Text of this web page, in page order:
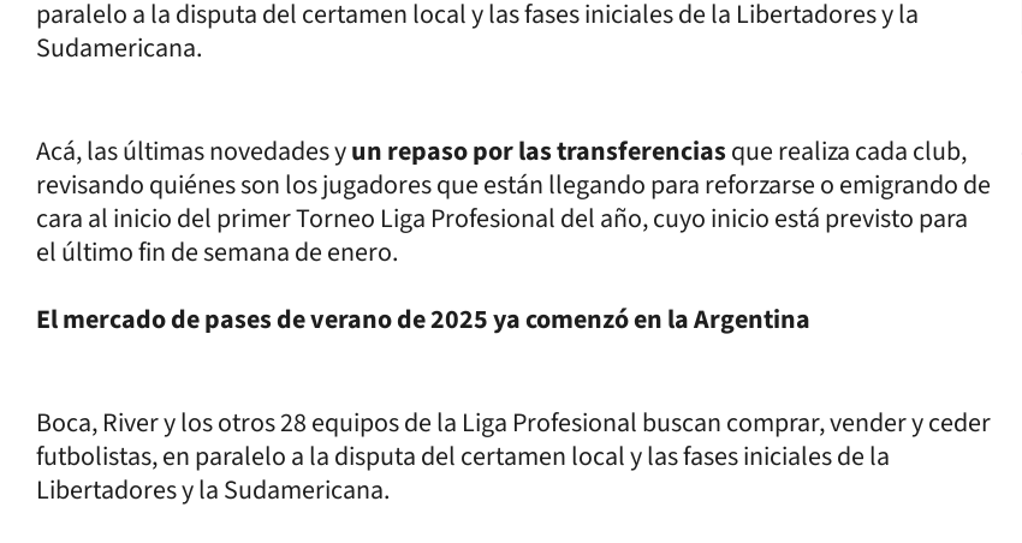
paralelo a la disputa del certamen local y las fases iniciales de la Libertadores y la
Sudamericana.
Acá, las últimas novedades yun repaso por las transferenciasque realiza cada club,
revisando quiénes son los jugadores que están llegando para reforzarse o emigrando de
cara al inicio del primer Torneo Liga Profesional del año, cuyo inicio está previsto para
el último fin de semana de enero.
El mercado de pases de verano de 2025 ya comenzó en la Argentina
Boca, River y los otros 28 equipos de la Liga Profesional buscan comprar, vender y ceder
futbolistas, en paralelo a la disputa del certamen local y las fases iniciales de la
Libertadores y la Sudamericana.